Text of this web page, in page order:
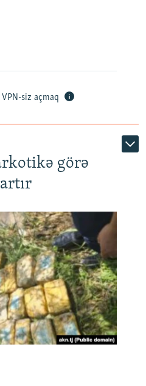
VPN-siz açmaq
görə